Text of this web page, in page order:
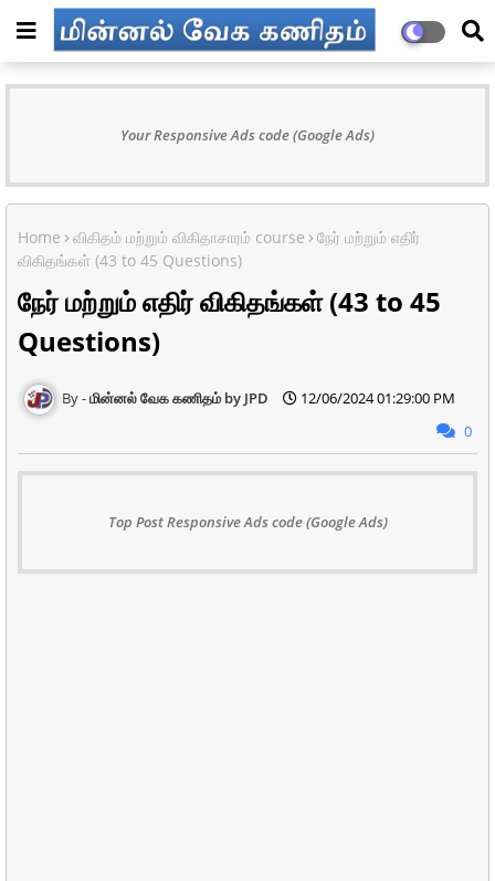
Your Responsive Ads code (Google Ads)
Home விகிதம் மற்றும் விகிதாசாரம் course
நேர் மற்றும் எதிர்
விகிதங்கள் (43 to 45 Questions)
நேர் மற்றும் எதிர் விகிதங்கள் (43 to 45
Questions)
மின்னல் வேக கணிதம் by JPD
12/06/2024 01:29:00 PM
0
Top Post Responsive Ads code (Google Ads)